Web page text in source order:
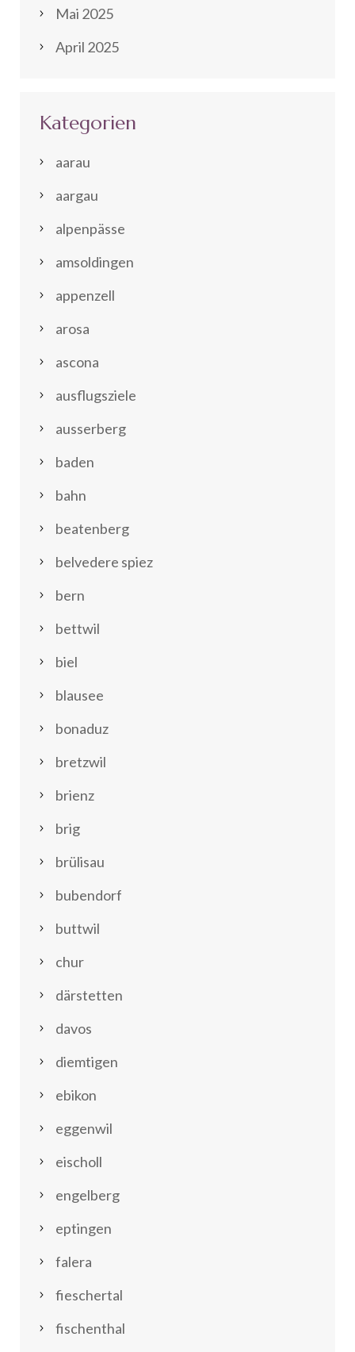
Mai 2025
April 2025
Kategorien
aarau
aargau
alpenpässe
amsoldingen
appenzell
arosa
ascona
ausflugsziele
ausserberg
baden
bahn
beatenberg
belvedere spiez
bern
bettwil
biel
blausee
bonaduz
bretzwil
brienz
brig
brülisau
bubendorf
buttwil
chur
därstetten
davos
diemtigen
ebikon
eggenwil
eischoll
engelberg
eptingen
falera
fieschertal
fischenthal